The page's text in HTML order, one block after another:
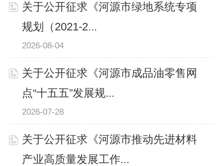
关于公开征求《河源市绿地系统专项
规划（2021-2...
2026-08-04
关于公开征求《河源市成品油零售网
点“十五五”发展规...
2026-07-28
关于公开征求《河源市推动先进材料
产业高质量发展工作...